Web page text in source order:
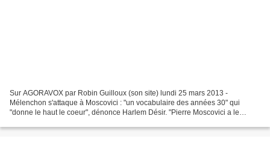
Sur AGORAVOX par Robin Guilloux (son site) lundi 25 mars 2013 -
Mélenchon s'attaque à Moscovici : "un vocabulaire des années 30" qui
"donne le haut le coeur", dénonce Harlem Désir. "Pierre Moscovici a le